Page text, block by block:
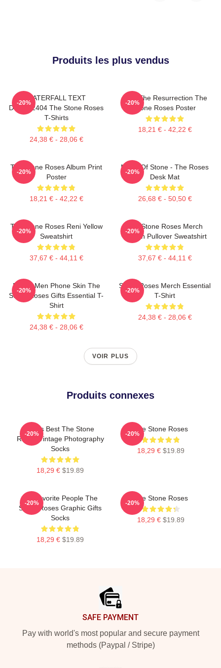
Produits les plus vendus
WATERFALL TEXT
DTNK22404 The Stone Roses
T-Shirts
24,38 € - 28,06 €
-20%
I Am The Resurrection The
Stone Roses Poster
18,21 € - 42,22 €
-20%
The Stone Roses Album Print
Poster
18,21 € - 42,22 €
-20%
Made Of Stone - The Roses
Desk Mat
26,68 € - 50,50 €
-20%
The Stone Roses Reni Yellow
Sweatshirt
37,67 € - 44,11 €
-20%
The Stone Roses Merch
Lemon Pullover Sweatshirt
37,67 € - 44,11 €
-20%
Funny Men Phone Skin The
Stone Roses Gifts Essential T-
Shirt
24,38 € - 28,06 €
-20%
Stone Roses Merch Essential
T-Shirt
24,38 € - 28,06 €
-20%
VOIR PLUS
Produits connexes
Mens Best The Stone
Roses Vintage Photography
Socks
18,29 € $19.89
-20%
The Stone Roses
18,29 € $19.89
-20%
My Favorite People The
Stone Roses Graphic Gifts
Socks
18,29 € $19.89
-20%
The Stone Roses
18,29 € $19.89
-20%
SAFE PAYMENT
Pay with world's most popular and secure payment
methods (Paypal / Stripe)